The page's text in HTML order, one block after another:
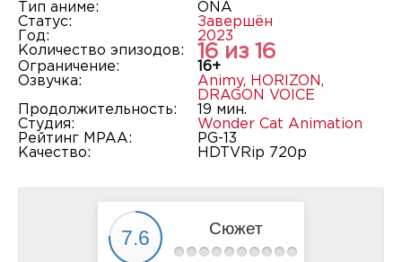
Тип аниме:
ONA
Статус:
Завершён
Год:
2023
Количество эпизодов:
16 из 16
Ограничение:
16+
Озвучка:
Animy, HORIZON ,
DRAGON VOICE
Продолжительность:
19 мин.
Студия:
Wonder Cat Animation
Рейтинг MPAA:
PG-13
Качество:
HDTVRip 720p
Сюжет